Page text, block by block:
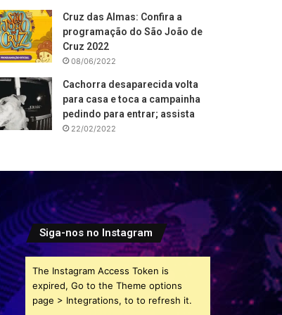
Cruz das Almas: Confira a
programação do São João de
Cruz 2022
08/06/2022
Cachorra desaparecida volta
para casa e toca a campainha
pedindo para entrar; assista
22/02/2022
Siga-nos no Instagram
The Instagram Access Token is
expired, Go to the Theme options
page > Integrations, to to refresh it.